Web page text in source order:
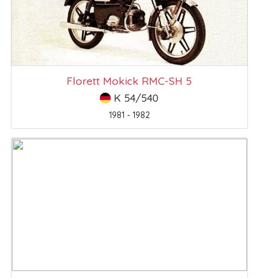
Florett Mokick RMC-SH 5
K 54/540
1981 - 1982